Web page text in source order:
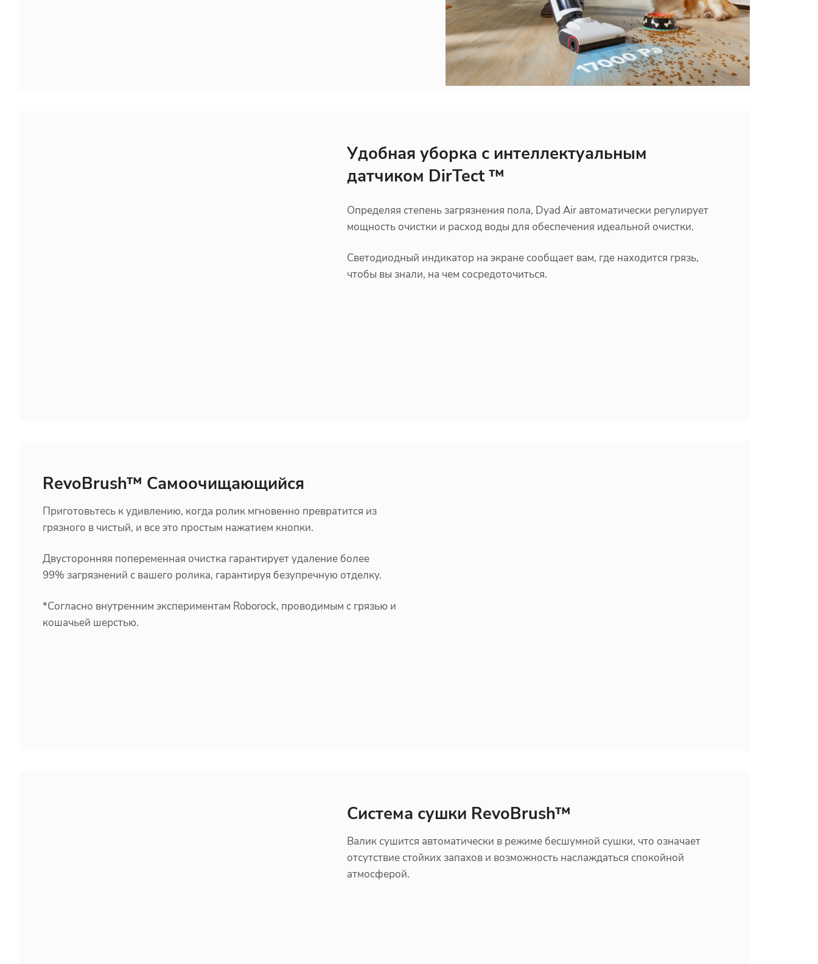
Удобная уборка с интеллектуальным
датчиком DirTect ™
Определяя степень загрязнения пола, Dyad Air автоматически регулирует
мощность очистки и расход воды для обеспечения идеальной очистки.
Светодиодный индикатор на экране сообщает вам, где находится грязь,
чтобы вы знали, на чем сосредоточиться.
RevoBrush™ Самоочищающийся
Приготовьтесь к удивлению, когда ролик мгновенно превратится из
грязного в чистый, и все это простым нажатием кнопки.
Двусторонняя попеременная очистка гарантирует удаление более
99% загрязнений с вашего ролика, гарантируя безупречную отделку.
*Согласно внутренним экспериментам Roborock, проводимым с грязью и
кошачьей шерстью.
Система сушки RevoBrush™
Валик сушится автоматически в режиме бесшумной сушки, что означает
отсутствие стойких запахов и возможность наслаждаться спокойной
атмосферой.